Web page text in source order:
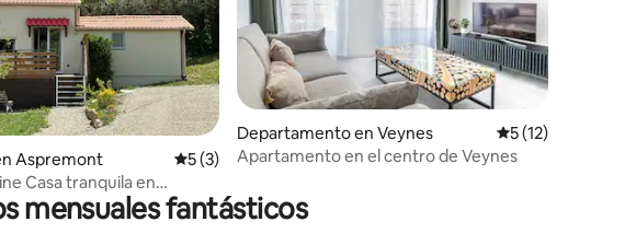
de 5; 73 evaluaciones
Aspremont Calificación promedio: 5 de 5; 3 evaluaciones
5 (3)
Casa tranquila en
Departamento en Veynes Calificación
5 (12)
Apartamento en el centro de Veynes
mensuales fantásticos